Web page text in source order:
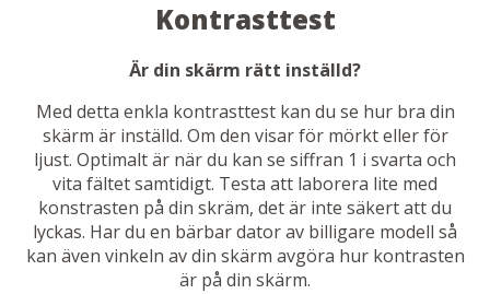
Kontrasttest
Är din skärm rätt inställd?
Med detta enkla kontrasttest kan du se hur bra din
skärm är inställd. Om den visar för mörkt eller för
ljust. Optimalt är när du kan se siffran 1 i svarta och
vita fältet samtidigt. Testa att laborera lite med
konstrasten på din skräm, det är inte säkert att du
lyckas. Har du en bärbar dator av billigare modell så
kan även vinkeln av din skärm avgöra hur kontrasten
är på din skärm.